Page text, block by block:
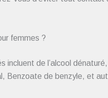
femmes ?
incluent de l’alcool
Benzoate de benzyle, et